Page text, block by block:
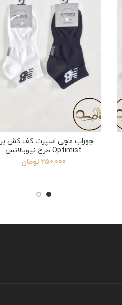
جوراب مچی اسپرت کف کش
Optimist طرح نیوبالانس
250,000 تومان